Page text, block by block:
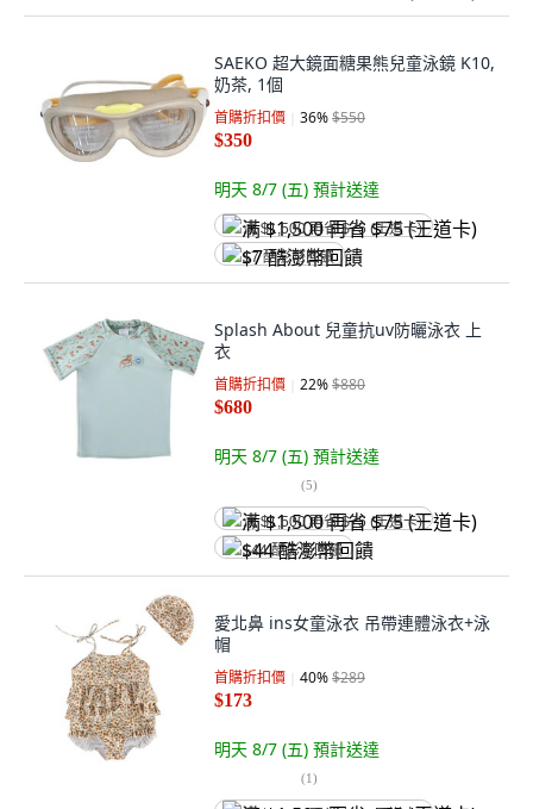
SAEKO 超大鏡面糖果熊兒童泳鏡 K10,
奶茶, 1個
首購折扣價 36%$550
$350
明天 8/7 (五) 預計送達
满 $1,500 再省 $75 (王道卡)
$7 酷澎幣回饋
Splash About 兒童抗uv防曬泳衣 上
衣
首購折扣價 22%$880
$680
明天 8/7 (五) 預計送達
(5)
满 $1,500 再省 $75 (王道卡)
$44 酷澎幣回饋
愛北鼻 ins女童泳衣 吊帶連體泳衣+泳
帽
首購折扣價 40%$289
$173
明天 8/7 (五) 預計送達
(1)